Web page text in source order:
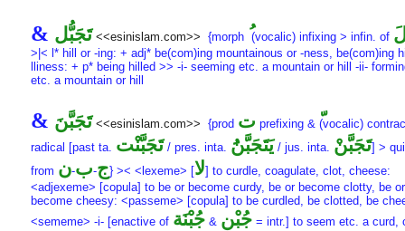
& تَجَبُّل <<esinislam.com>> {morph (vocalic) infixing > infin. of
>|< l* hill or -ing: + adj* be(com)ing mountainous or -ness, be(com)ing
lliness: + p* being hilled >> -i- seeming etc. a mountain or hill -ii-
etc. a mountain or hill
& تَجَبَّنَ <<esinislam.com>> {prod ت prefixing & (vocalic)
radical [past ta. تَجَبَّنْت/ pres. inta. يَتَجَبَّنَُ / jus. inta. تَجَبَّنْ] >
from
ج-ب-ن } >< <lexeme> [لا] to curdle, coagulate, clot, cheese:
<adjexeme> [copula] to be or become curdy, be or become clotty, be or
become cheesy: <passeme> [copula] to be curdled, be clotted, be
<sememe> -i- [enactive of
جُبْن &جُبْنَة
= intr.] to seem etc. a curd,